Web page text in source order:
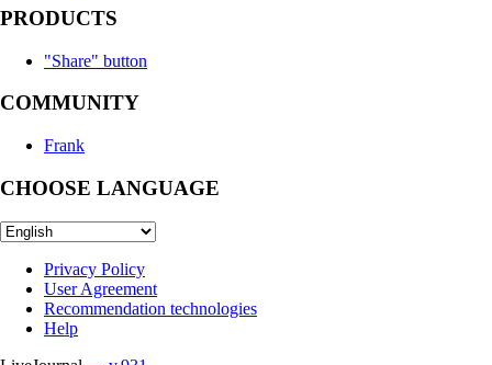
PRODUCTS
"Share" button
COMMUNITY
Frank
CHOOSE LANGUAGE
Privacy Policy
User Agreement
Recommendation technologies
Help